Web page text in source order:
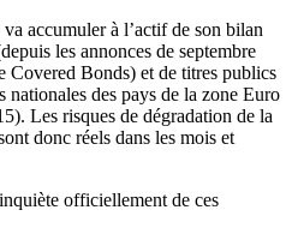
accumuler à l’actif de son bilan
les annonces de septembre
Covered Bonds) et de titres publics
nationales des pays de la zone Euro
Les risques de dégradation de la
donc réels dans les mois et
officiellement de ces